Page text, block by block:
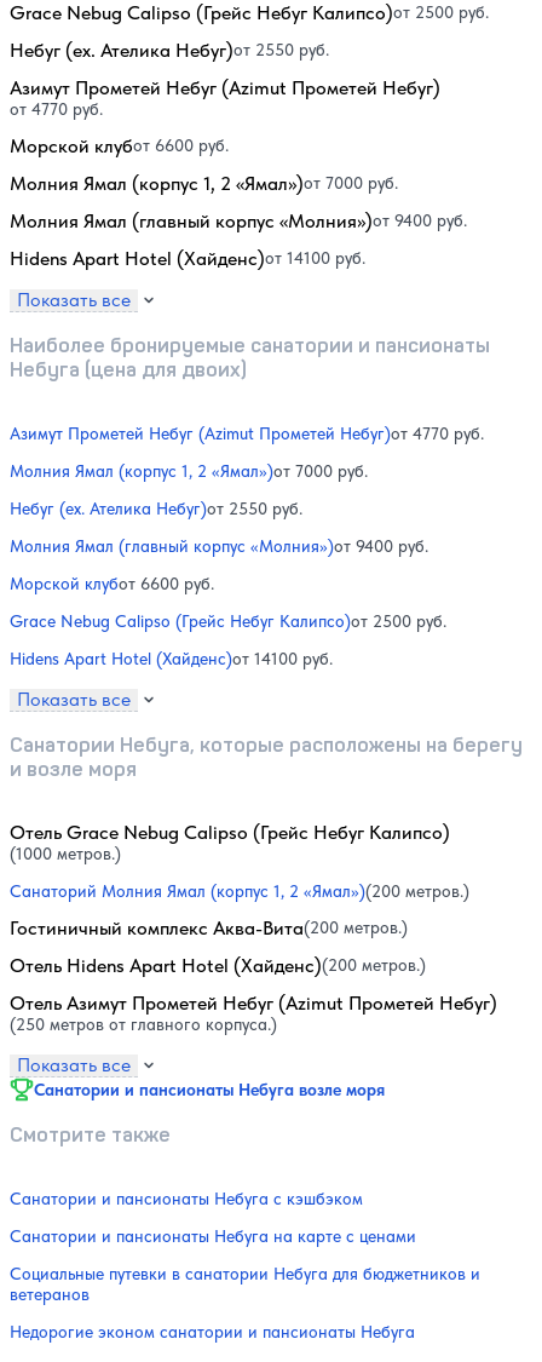
Grace Nebug Calipso (Грейс Небуг Калипсо)от 2500 руб.
Небуг (ex. Ателика Небуг)от 2550 руб.
Азимут Прометей Небуг (Azimut Прометей Небуг)
от 4770 руб.
Морской клубот 6600 руб.
Молния Ямал (корпус 1, 2 «Ямал»)от 7000 руб.
Молния Ямал (главный корпус «Молния»)от 9400 руб.
Hidens Apart Hotel (Хайденс)от 14100 руб.
Показать все
Наиболее бронируемые санатории и пансионаты
Небуга (цена для двоих)
Азимут Прометей Небуг (Azimut Прометей Небуг)от 4770 руб.
Молния Ямал (корпус 1, 2 «Ямал»)от 7000 руб.
Небуг (ex. Ателика Небуг)от 2550 руб.
Молния Ямал (главный корпус «Молния»)от 9400 руб.
Морской клубот 6600 руб.
Grace Nebug Calipso (Грейс Небуг Калипсо)от 2500 руб.
Hidens Apart Hotel (Хайденс)от 14100 руб.
Показать все
Санатории Небуга, которые расположены на берегу
и возле моря
Отель Grace Nebug Calipso (Грейс Небуг Калипсо)
(1000 метров.)
Санаторий Молния Ямал (корпус 1, 2 «Ямал»)(200 метров.)
Гостиничный комплекс Аква-Вита(200 метров.)
Отель Hidens Apart Hotel (Хайденс)(200 метров.)
Отель Азимут Прометей Небуг (Azimut Прометей Небуг)
(250 метров от главного корпуса.)
Показать все
Санатории и пансионаты Небуга возле моря
Смотрите также
Санатории и пансионаты Небуга с кэшбэком
Санатории и пансионаты Небуга на карте с ценами
Социальные путевки в санатории Небуга для бюджетников и
ветеранов
Недорогие эконом санатории и пансионаты Небуга